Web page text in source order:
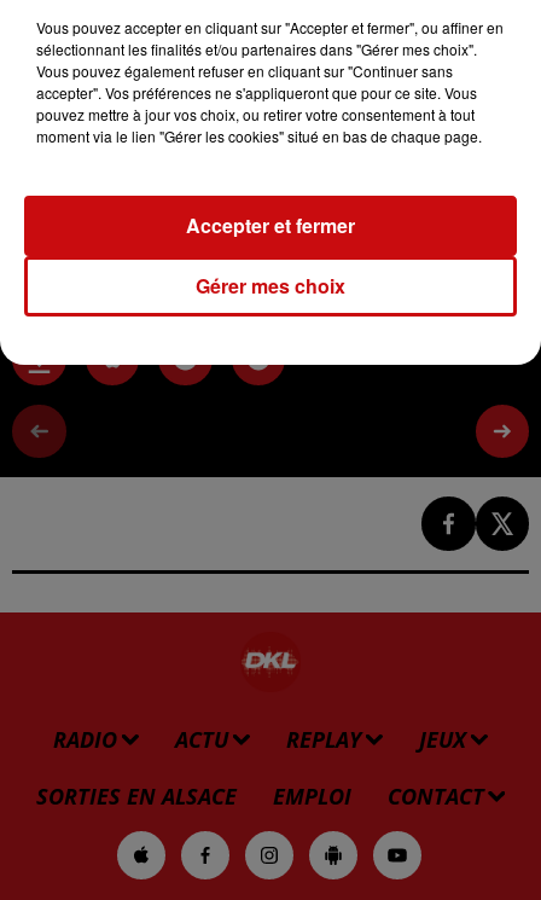
0:00
LA FOIRE AUX CELIBATAIRES 14/02/2024
Parlons Elsassich
RADIO ACTU REPLAY
JEUX
SORTIES EN ALSACE
EMPLOI CONTACT
Vous pouvez accepter en cliquant sur "Accepter et fermer", ou affiner en
sélectionnant les finalités et/ou partenaires dans "Gérer mes choix".
Vous pouvez également refuser en cliquant sur "Continuer sans
accepter". Vos préférences ne s'appliqueront que pour ce site. Vous
pouvez mettre à jour vos choix, ou retirer votre consentement à tout
moment via le lien "Gérer les cookies" situé en bas de chaque page.
Gérer mes choix
Accepter et fermer